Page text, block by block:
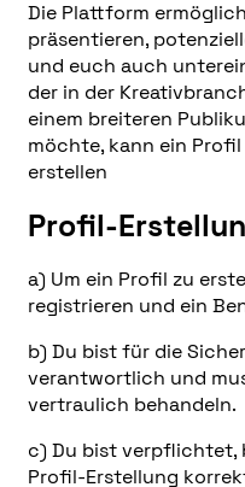
Die Plattform
präsentieren,
und euch auch
der in der
einem breiteren
möchte, kann ein
erstellen
Profil-
a) Um ein Profil zu
registrieren und ein
b) Du bist für die
verantwortlich und
vertraulich behandeln.
c) Du bist verpflichtet,
Profil-Erstellung